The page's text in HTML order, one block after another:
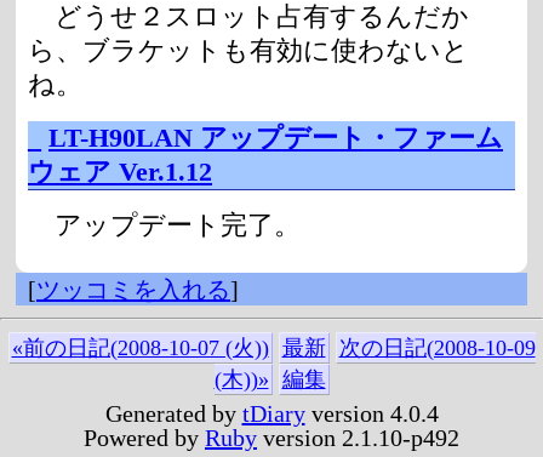
どうせ２スロット占有するんだか
ら、ブラケットも有効に使わないと
ね。
LT-H90LAN アップデート・ファーム
ウェア Ver.1.12
アップデート完了。
[ツッコミを入れる]
«前の日記(2008-10-07 (火)) 最新
次の日記(2008-10-09
(木))» 編集
Generated by tDiaryversion 4.0.4
Powered by Ruby version 2.1.10-p492